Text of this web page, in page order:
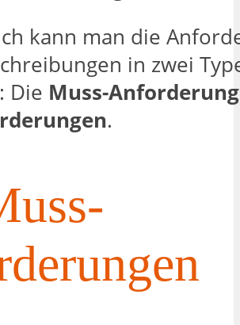
kann man die
in zwei
Die Muss-
.